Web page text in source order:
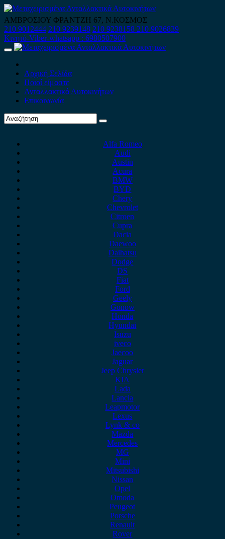
Skip
to
content
ΑΜΒΡΟΣΙΟΥ ΦΡΑΝΤΖΗ 67, Ν.ΚΟΣΜΟΣ
210 9012444 210 9239148 210 9238158 210 9026839
Κινητό-Viber-whatsapp : 6980507900
Primary
Αρχική Σελίδα
Ποιοί είμαστε
Ανταλλακτικά Αυτοκινήτων
Επικοινωνία
Alfa Romeo
Audi
Austin
Acura
BMW
BYD
Chery
Chevrolet
Citroen
Cupra
Dacia
Daewoo
Daihatsu
Dodge
DS
Fiat
Ford
Geely
Gonow
Honda
Hyundai
Isuzu
iveco
Jaecoo
Jaguar
Jeep Chrysler
KIA
Lada
Lancia
Leapmotor
Lexus
Lynk & co
Mazda
Mercedes
MG
Mini
Mitsubishi
Nissan
Opel
Omoda
Peugeot
Porsche
Renault
Rover